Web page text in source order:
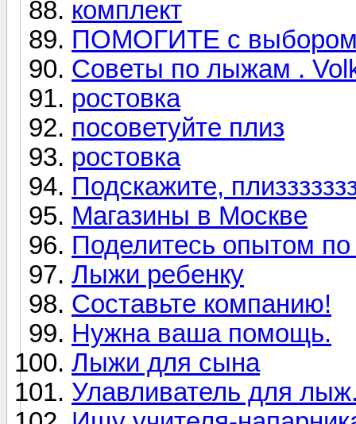
комплект
ПОМОГИТЕ с
Советы по лыжам .
ростовка
посоветуйте плиз
ростовка
Подскажите,
Магазины в Москве
Поделитесь опытом
Лыжи ребенку
Составьте компанию!
Нужна ваша помощь.
Лыжи для сына
Улавливатель для